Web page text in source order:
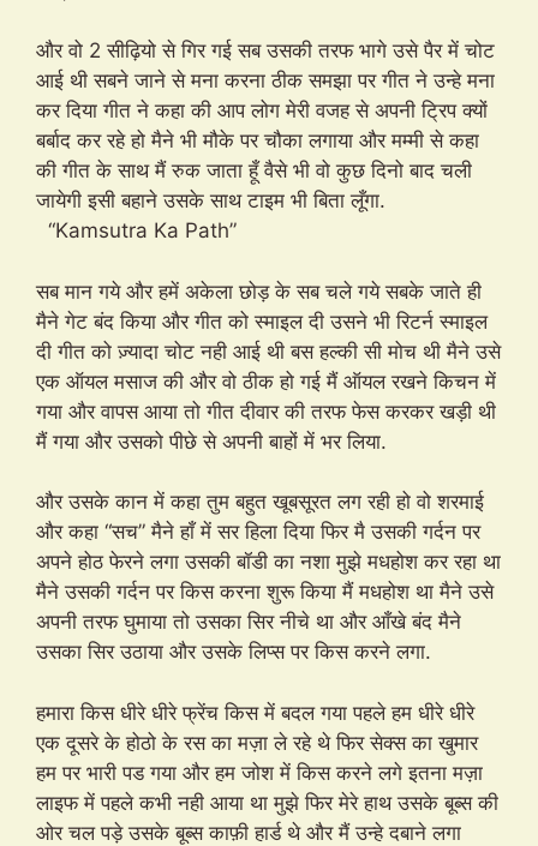
और वो 2 सीढ़ियो से गिर गई सब उसकी तरफ भागे उसे पैर में चोट
आई थी सबने जाने से मना करना ठीक समझा पर गीत ने उन्हे मना
कर दिया गीत ने कहा की आप लोग मेरी वजह से अपनी ट्रिप क्यों
बर्बाद कर रहे हो मैने भी मौके पर चौका लगाया और मम्मी से कहा
की गीत के साथ मैं रुक जाता हूँ वैसे भी वो कुछ दिनो बाद चली
जायेगी इसी बहाने उसके साथ टाइम भी बिता लूँगा.
“Kamsutra Ka Path”
सब मान गये और हमें अकेला छोड़ के सब चले गये सबके जाते ही
मैने गेट बंद किया और गीत को स्माइल दी उसने भी रिटर्न स्माइल
दी गीत को ज़्यादा चोट नही आई थी बस हल्की सी मोच थी मैने उसे
एक ऑयल मसाज की और वो ठीक हो गई मैं ऑयल रखने किचन में
गया और वापस आया तो गीत दीवार की तरफ फेस करकर खड़ी थी
मैं गया और उसको पीछे से अपनी बाहों में भर लिया.
और उसके कान में कहा तुम बहुत खूबसूरत लग रही हो वो शरमाई
और कहा “सच” मैने हाँ में सर हिला दिया फिर मै उसकी गर्दन पर
अपने होठ फेरने लगा उसकी बॉडी का नशा मुझे मधहोश कर रहा था
मैने उसकी गर्दन पर किस करना शुरू किया मैं मधहोश था मैने उसे
अपनी तरफ घुमाया तो उसका सिर नीचे था और आँखे बंद मैने
उसका सिर उठाया और उसके लिप्स पर किस करने लगा.
हमारा किस धीरे धीरे फ्रेंच किस में बदल गया पहले हम धीरे धीरे
एक दूसरे के होठो के रस का मज़ा ले रहे थे फिर सेक्स का खुमार
हम पर भारी पड गया और हम जोश में किस करने लगे इतना मज़ा
लाइफ में पहले कभी नही आया था मुझे फिर मेरे हाथ उसके बूब्स की
ओर चल पड़े उसके बूब्स काफ़ी हार्ड थे और मैं उन्हे दबाने लगा